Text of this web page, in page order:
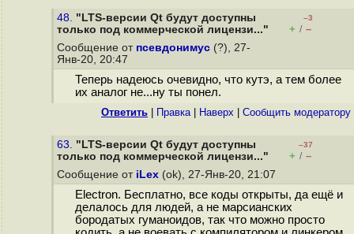
48. "LTS-версии Qt будут доступны
только под коммерческой лицензи..."
–3
+ / –
Сообщение от псевдонимус (?), 27-
Янв-20, 20:47
Теперь надеюсь очевидно, что кутэ, а тем более
их аналог не...ну ты понел.
Ответить Правка| Наверх Cообщить модератору
63. "LTS-версии Qt будут доступны
только под коммерческой лицензи..."
–37
+ / –
Сообщение от iLex (ok), 27-Янв-20, 21:07
Electron. Бесплатно, все коды открыты, да ещё и
делалось для людей, а не марсианских
бородатых гуманоидов, так что можно просто